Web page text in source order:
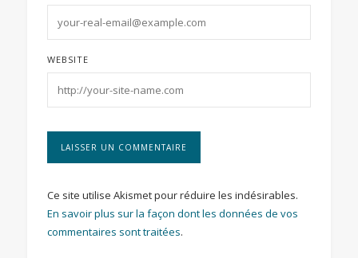
WEBSITE
Ce site utilise Akismet pour réduire les indésirables.
En savoir plus sur la façon dont les données de vos
commentaires sont traitées.